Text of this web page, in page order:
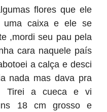
flores que ele
uma caixa e ele se
,mordi seu pau pela
cara naquele país
a calça e desci
nada mas dava pra
Tirei a cueca e vi
18 cm grosso e